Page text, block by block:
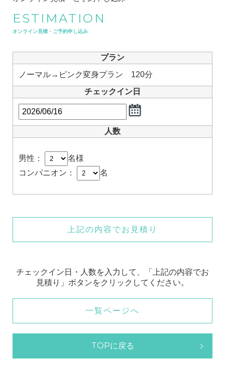
ESTIMATION
オンライン見積・ご予約申し込み
プラン
ノーマル→ピンク変身プラン 120分
チェックイン日
人数
男性：
名様
コンパニオン：
名
上記の内容でお見積り
チェックイン日・人数を入力して、「上記の内容でお
見積り」ボタンをクリックしてください。
一覧ページへ
TOPに戻る